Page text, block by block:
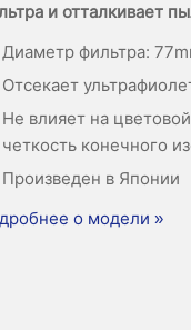
и отталкивает
Диаметр фильтра:
Отсекает
Не влияет на
четкость конечного
Произведен в Японии
о модели »